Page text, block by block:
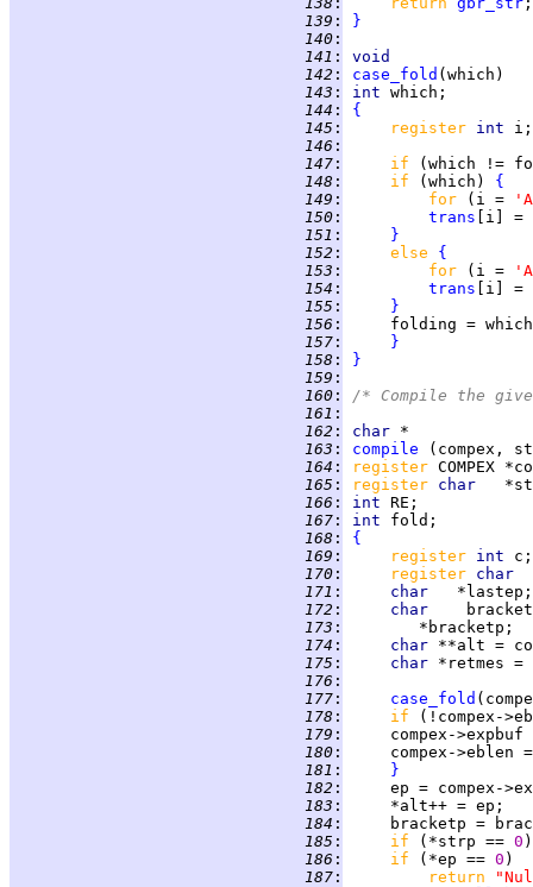
139 :
}
140 :
141 :
void
142 : case_fold
143 : int
144 :
{
145 : register int
146 :
147 : if
(which !=
148 : if (which) {
149 : for (i =
150 : trans [i] =
151 :
}
152 : else {
153 : for (i =
154 :
trans
155 :
}
156 :
157 :
}
158 :
}
159 :
160 :
/* Compile the
161 :
162 : char
163 :
compile
164 :
register
165 : register char
166 : int
167 : int
168 :
{
169 : register int
170 : register char
171 :
char
172 : char
173 :
174 :
char
175 : char *retmes =
176 :
177 :
case_fold
178 : if
(!compex-
179 :
compex-
180 :
compex->eblen
181 :
}
182 :
ep =
183 :
*alt++
184 :
bracketp
185 : if (*strp == 0
186 : if (*ep == 0
187 : return